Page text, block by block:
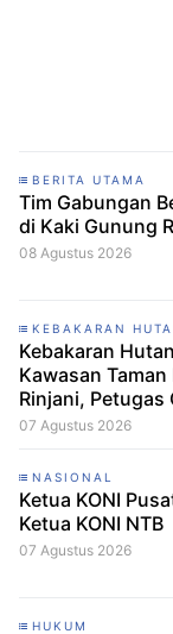
BERITA UTAMA
Tim Gabungan
di Kaki Gunung
08 Agustus 2026
KEBAKARAN
Kebakaran
Kawasan
Rinjani, Petugas
07 Agustus 2026
NASIONAL
Ketua KONI
Ketua KONI NTB
07 Agustus 2026
HUKUM